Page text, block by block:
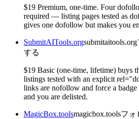
$19 Premium, one-time. Four
required — listing pages tested as
gives one dofollow but makes you
SubmitAITools.orgsubmitaitools.org
する
$19 Basic (one-time, lifetime) buys
listings tested with an explicit
links are nofollow and force a
and you are delisted.
MagicBox.toolsmagicbox.toolsフォ